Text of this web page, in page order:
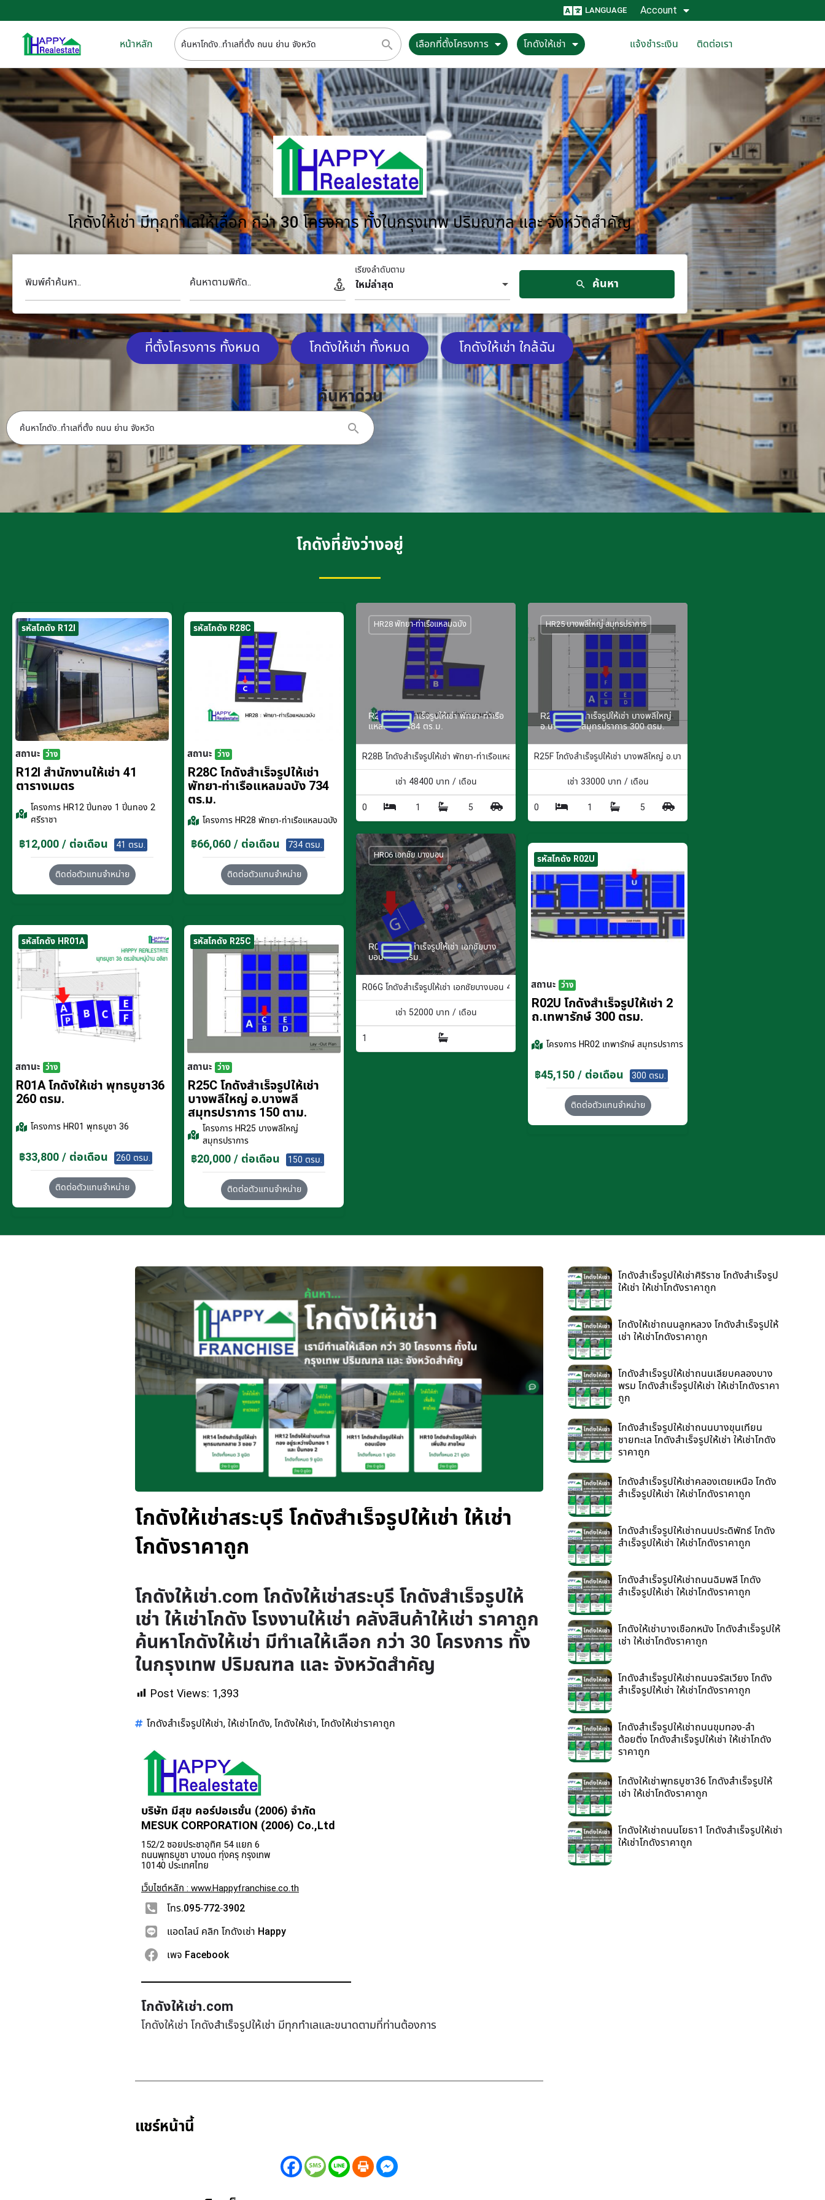
LANGUAGE Account
หน้าหลัก เลือกที่ตั้งโครงการ โกดังให้เช่า แจ้งชำระเงิน ติดต่อเรา
โกดังให้เช่า มีทุกทำเลให้เลือก กว่า 30 โครงการ ทั้งในกรุงเทพ ปริมณฑล และ จังหวัดสำคัญ
พิมพ์คำค้นหา.. ค้นหาตามพิกัด.. ใหม่ล่าสุด
เรียงลำดับตาม
ค้นหา
ที่ตั้งโครงการ ทั้งหมด โกดังให้เช่า ทั้งหมด โกดังให้เช่า ใกล้ฉัน
ค้นหาด่วน
โกดังที่ยังว่างอยู่
รหัสโกดัง R12I
สถานะ ว่าง
R12I สำนักงานให้เช่า 41
ตารางเมตร
โครงการHR12 ปิ่นทอง 1 ปิ่นทอง 2
ศรีราชา
฿12,000 / ต่อเดือน 41 ตรม.
ติดต่อตัวแทนจำหน่าย
รหัสโกดัง R28C
สถานะ ว่าง
R28C โกดังสำเร็จรูปให้เช่า
พัทยา-ท่าเรือแหลมฉบัง 734
ตร.ม.
โครงการHR28 พัทยา-ท่าเรือแหลมฉบัง
฿66,060 / ต่อเดือน 734 ตรม.
ติดต่อตัวแทนจำหน่าย
R28B โกดังสำเร็จรูปให้เช่า พัทยา-ท่าเรือ
แหลมฉบัง 484 ตร.ม.
HR28 พัทยา-ท่าเรือแหลมฉบัง
R28B โกดังสำเร็จรูปให้เช่า พัทยา-ท่าเรือแหลมฉบัง 484 ตร.ม.
เช่า 48400 บาท / เดือน
0
1 5
R25F โกดังสำเร็จรูปให้เช่า บางพลีใหญ่
อ.บางพลี จ.สมุทรปราการ 300 ตรม.
HR25 บางพลีใหญ่ สมุทรปราการ
R25F โกดังสำเร็จรูปให้เช่า บางพลีใหญ่ อ.บางพลี จ.สมุทรปราการ 300 ตรม.
เช่า 33000 บาท / เดือน
0
1 5
R06G โกดังสำเร็จรูปให้เช่า เอกชัยบาง
บอน 400 ตรม.
HR06 เอกชัย บางบอน
R06G โกดังสำเร็จรูปให้เช่า เอกชัยบางบอน 400 ตรม.
เช่า 52000 บาท / เดือน
1
รหัสโกดัง R02U
สถานะ ว่าง
R02U โกดังสำเร็จรูปให้เช่า 2
ถ.เทพารักษ์ 300 ตรม.
โครงการHR02 เทพารักษ์ สมุทรปราการ
฿45,150 / ต่อเดือน 300 ตรม.
ติดต่อตัวแทนจำหน่าย
รหัสโกดัง HR01A
สถานะ ว่าง
R01A โกดังให้เช่า พุทธบูชา36
260 ตรม.
โครงการHR01 พุทธบูชา 36
฿33,800 / ต่อเดือน 260 ตรม.
ติดต่อตัวแทนจำหน่าย
รหัสโกดัง R25C
สถานะ ว่าง
R25C โกดังสำเร็จรูปให้เช่า
บางพลีใหญ่ อ.บางพลี
สมุทรปราการ 150 ตาม.
โครงการHR25 บางพลีใหญ่
สมุทรปราการ
฿20,000 / ต่อเดือน 150 ตรม.
ติดต่อตัวแทนจำหน่าย
โกดังให้เช่าสระบุรี โกดังสำเร็จรูปให้เช่า ให้เช่า
โกดังราคาถูก
โกดังให้เช่า.com โกดังให้เช่าสระบุรี โกดังสำเร็จรูปให้
เช่า ให้เช่าโกดัง โรงงานให้เช่า คลังสินค้าให้เช่า ราคาถูก
ค้นหาโกดังให้เช่า มีทำเลให้เลือก กว่า 30 โครงการ ทั้ง
ในกรุงเทพ ปริมณฑล และ จังหวัดสำคัญ
Post Views: 1,393
โกดังสำเร็จรูปให้เช่า, ให้เช่าโกดัง, โกดังให้เช่า, โกดังให้เช่าราคาถูก
บริษัท มีสุข คอร์ปอเรชั่น (2006) จำกัด
MESUK CORPORATION (2006) Co.,Ltd
152/2 ซอยประชาอุทิศ 54 แยก 6
ถนนพุทธบูชา บางมด ทุ่งครุ กรุงเทพ
10140 ประเทศไทย
เว็บไซต์หลัก : www.Happyfranchise.co.th
โทร.095-772-3902
แอดไลน์ คลิก โกดังเช่า Happy
เพจ Facebook
โกดังให้เช่า.com
โกดังให้เช่า โกดังสำเร็จรูปให้เช่า มีทุกทำเล​และขนาดตามที่ท่านต้องการ
แชร์หน้านี้
โกดังสำเร็จรูปให้เช่าศิริราช โกดังสำเร็จรูป
ให้เช่า ให้เช่าโกดังราคาถูก
โกดังให้เช่าถนนลูกหลวง โกดังสำเร็จรูปให้
เช่า ให้เช่าโกดังราคาถูก
โกดังสำเร็จรูปให้เช่าถนนเลียบคลองบาง
พรม โกดังสำเร็จรูปให้เช่า ให้เช่าโกดังราคา
ถูก
โกดังสำเร็จรูปให้เช่าถนนบางขุนเทียน
ชายทะเล โกดังสำเร็จรูปให้เช่า ให้เช่าโกดัง
ราคาถูก
โกดังสำเร็จรูปให้เช่าคลองเตยเหนือ โกดัง
สำเร็จรูปให้เช่า ให้เช่าโกดังราคาถูก
โกดังสำเร็จรูปให้เช่าถนนประดิพัทธ์ โกดัง
สำเร็จรูปให้เช่า ให้เช่าโกดังราคาถูก
โกดังสำเร็จรูปให้เช่าถนนฉิมพลี โกดัง
สำเร็จรูปให้เช่า ให้เช่าโกดังราคาถูก
โกดังให้เช่าบางเชือกหนัง โกดังสำเร็จรูปให้
เช่า ให้เช่าโกดังราคาถูก
โกดังสำเร็จรูปให้เช่าถนนจรัสเวียง โกดัง
สำเร็จรูปให้เช่า ให้เช่าโกดังราคาถูก
โกดังสำเร็จรูปให้เช่าถนนขุมทอง-ลำ
ต้อยติ่ง โกดังสำเร็จรูปให้เช่า ให้เช่าโกดัง
ราคาถูก
โกดังให้เช่าพุทธบูชา36 โกดังสำเร็จรูปให้
เช่า ให้เช่าโกดังราคาถูก
โกดังให้เช่าถนนโยธา1 โกดังสำเร็จรูปให้เช่า
ให้เช่าโกดังราคาถูก